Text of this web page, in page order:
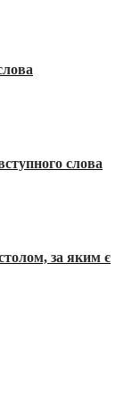
слова
за яким є